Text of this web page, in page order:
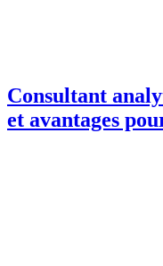
Consultant
et avantages